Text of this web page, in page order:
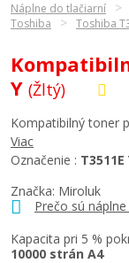
Náplne do tlačiarní
Toshiba
Toshiba
Y (Žltý)
Značka: Miroluk
Prečo sú
Kapacita pri 5 %
10000 strán A4
Kompatibilný toner
Viac
Označenie : T3511E